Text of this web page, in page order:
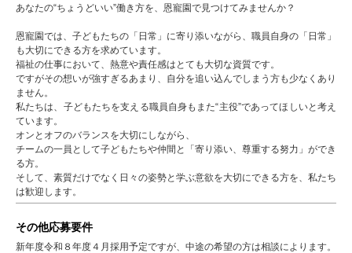
あなたの“ちょうどいい”働き方を、恩寵園で見つけてみませんか？
恩寵園では、子どもたちの「日常」に寄り添いながら、職員自身の「日常」
も大切にできる方を求めています。
福祉の仕事において、熱意や責任感はとても大切な資質です。
ですがその想いが強すぎるあまり、自分を追い込んでしまう方も少なくあり
ません。
私たちは、子どもたちを支える職員自身もまた“主役”であってほしいと考え
ています。
オンとオフのバランスを大切にしながら、
チームの一員として子どもたちや仲間と「寄り添い、尊重する努力」ができ
る方。
そして、素質だけでなく日々の姿勢と学ぶ意欲を大切にできる方を、私たち
は歓迎します。
その他応募要件
新年度令和８年度４月採用予定ですが、中途の希望の方は相談によります。